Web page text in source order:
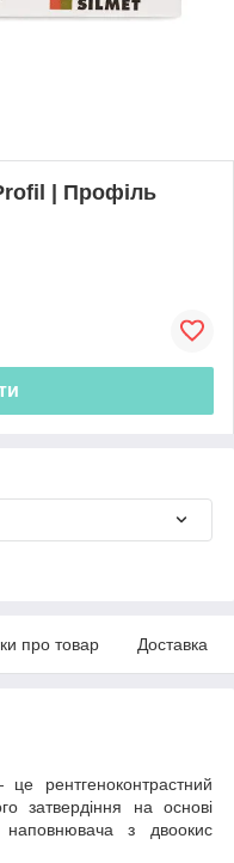
| Профіль
про товар Доставка
рентгеноконтрастний
затвердіння на основі
з двоокис